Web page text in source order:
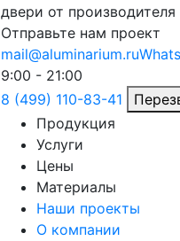
двери от производителя
Отправьте нам проект
mail@aluminarium.ru
9:00 - 21:00
8 (499) 110-83-41
Продукция
Услуги
Цены
Материалы
Наши проекты
О компании